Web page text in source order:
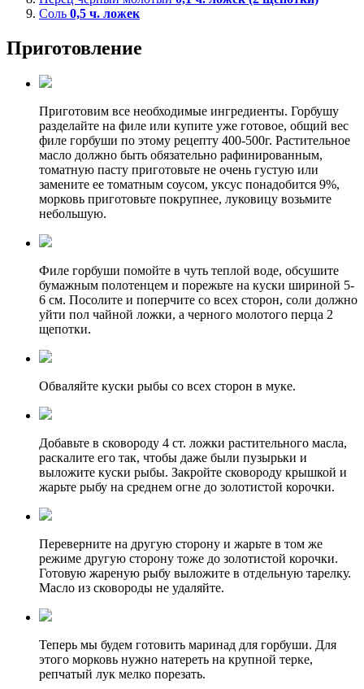
Соль 0,5 ч. ложек
Приготовление
Приготовим все необходимые ингредиенты. Горбушу
разделайте на филе или купите уже готовое, общий вес
филе горбуши по этому рецепту 400-500г. Растительное
масло должно быть обязательно рафинированным,
томатную пасту приготовьте не очень густую или
замените ее томатным соусом, уксус понадобится 9%,
морковь приготовьте покрупнее, луковицу возьмите
небольшую.
Филе горбуши помойте в чуть теплой воде, обсушите
бумажным полотенцем и порежьте на куски шириной 5-
6 см. Посолите и поперчите со всех сторон, соли должно
уйти пол чайной ложки, а черного молотого перца 2
щепотки.
Обваляйте куски рыбы со всех сторон в муке.
Добавьте в сковороду 4 ст. ложки растительного масла,
раскалите его так, чтобы даже были пузырьки и
выложите куски рыбы. Закройте сковороду крышкой и
жарьте рыбу на среднем огне до золотистой корочки.
Переверните на другую сторону и жарьте в том же
режиме другую сторону тоже до золотистой корочки.
Готовую жареную рыбу выложите в отдельную тарелку.
Масло из сковороды не удаляйте.
Теперь мы будем готовить маринад для горбуши. Для
этого морковь нужно натереть на крупной терке,
репчатый лук мелко порезать.